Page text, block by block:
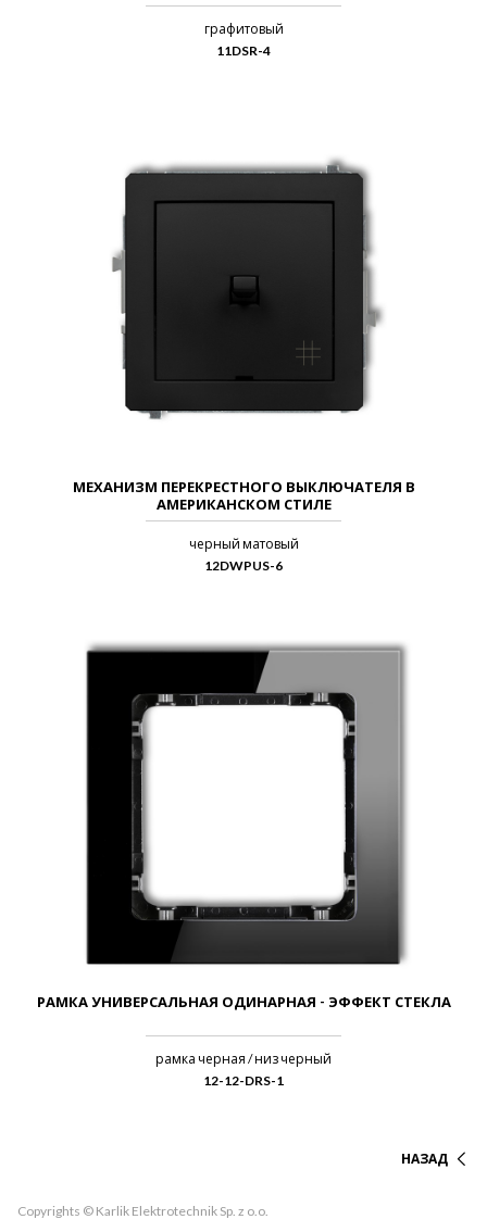
графитовый
11DSR-4
МЕХАНИЗМ ПЕРЕКРЕСТНОГО ВЫКЛЮЧАТЕЛЯ В
АМЕРИКАНСКОМ СТИЛЕ
черный матовый
12DWPUS-6
РАМКА УНИВЕРСАЛЬНАЯ ОДИНАРНАЯ - ЭФФЕКТ СТЕКЛА
рамка черная / низ черный
12-12-DRS-1
НАЗАД
Copyrights © Karlik Elektrotechnik Sp. z o.o.